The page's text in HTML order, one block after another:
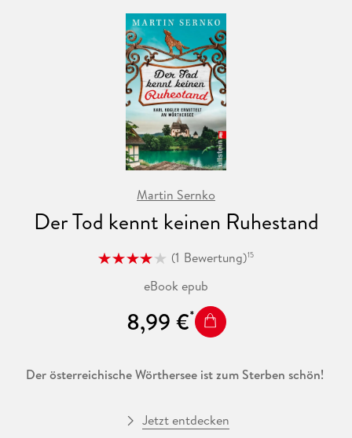
Martin Sernko
Der Tod kennt keinen Ruhestand
(1 Bewertung)15
eBook epub
8,99 €
Der österreichische Wörthersee ist zum Sterben schön!
ehemaliger Chefinspektor am beschaulichen Wörthersee, der
Jetzt entdecken